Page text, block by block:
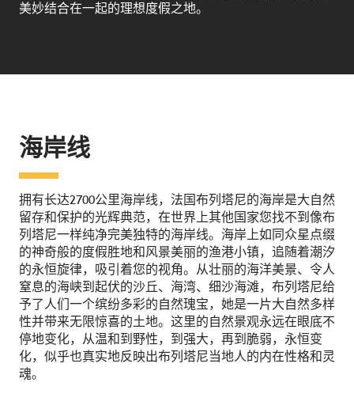
美妙结合在一起的理想度假之地。
海岸线
拥有长达2700公里海岸线，法国布列塔尼的海岸是大自然
留存和保护的光辉典范，在世界上其他国家您找不到像布
列塔尼一样纯净完美独特的海岸线。海岸上如同众星点缀
的神奇般的度假胜地和风景美丽的渔港小镇，追随着潮汐
的永恒旋律，吸引着您的视角。从壮丽的海洋美景、令人
窒息的海峡到起伏的沙丘、海湾、细沙海滩，布列塔尼给
予了人们一个缤纷多彩的自然瑰宝，她是一片大自然多样
性并带来无限惊喜的土地。这里的自然景观永远在眼底不
停地变化，从温和到野性，到强大，再到脆弱，永恒变
化，似乎也真实地反映出布列塔尼当地人的内在性格和灵
魂。